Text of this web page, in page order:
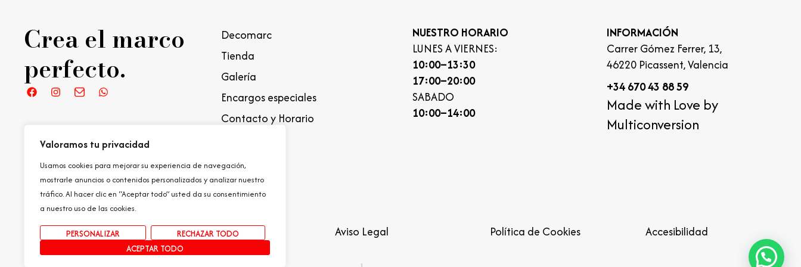
Valoramos tu privacidad
Usamos cookies para mejorar su experiencia de navegación,
mostrarle anuncios o contenidos personalizados y analizar nuestro
tráfico. Al hacer clic en “Aceptar todo” usted da su consentimiento
a nuestro uso de las cookies.
PERSONALIZAR
RECHAZAR TODO
ACEPTAR TODO
Crea el marco
perfecto.
Decomarc
Tienda
Galería
Encargos especiales
Contacto y Horario
NUESTRO HORARIO
LUNES A VIERNES:
10:00–13:30
17:00–20:00
SABADO
10:00–14:00
INFORMACIÓN
Carrer Gómez Ferrer, 13,
46220 Picassent, Valencia
+34 670 43 88 59
Made with Love by
Multiconversion
Política de Privacidad Aviso Legal Política de Cookies Accesibilidad